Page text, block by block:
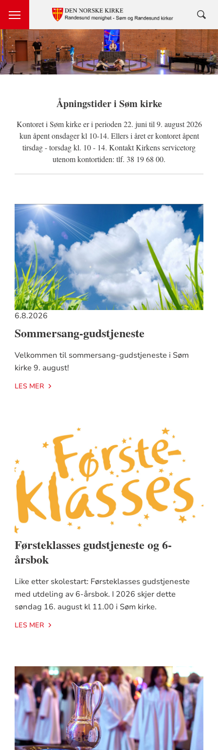
Åpningstider i Søm kirke
Kontoret i Søm kirke er i perioden 22. juni til 9. august 2026
kun åpent onsdager kl 10-14. Ellers i året er kontoret åpent
tirsdag - torsdag kl. 10 - 14. Kontakt Kirkens servicetorg
utenom kontortiden: tlf. 38 19 68 00.
6.8.2026
Sommersang-gudstjeneste
Velkommen til sommersang-gudstjeneste i Søm
kirke 9. august!
LES MER
Førsteklasses gudstjeneste og 6-
årsbok
Like etter skolestart: Førsteklasses gudstjeneste
med utdeling av 6-årsbok. I 2026 skjer dette
søndag 16. august kl 11.00 i Søm kirke.
LES MER